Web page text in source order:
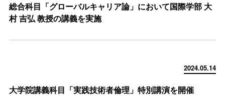
総合科目「グローバルキャリア論」において国際学部 大
村 吉弘 教授の講義を実施
2024.05.14
大学院講義科目「実践技術者倫理」特別講演を開催